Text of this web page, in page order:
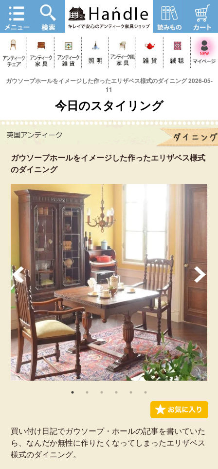
ガウソープホールをイメージした作ったエリザベス様式のダイニング 2026-05-
11
今日のスタイリング
ガウソープホールをイメージした作ったエリザベス様式
のダイニング
買い付け日記でガウソープ・ホールの記事を書いていた
ら、なんだか無性に作りたくなってしまったエリザベス
様式のダイニング。